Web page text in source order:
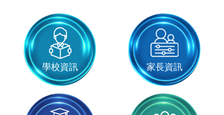
學校資訊 家長資訊